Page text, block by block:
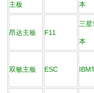
主板 本
昂达主板 F11
三
本
双敏主板 ESC IBM